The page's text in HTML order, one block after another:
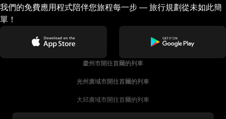
我們的免費應用程式陪伴您旅程每一步 — 旅行規劃從未如此簡
單！
慶州市開往首爾的列車
光州廣域市開往首爾的列車
大邱廣域市開往首爾的列車